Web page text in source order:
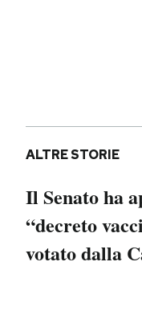
ALTRE STORIE
Il Senato ha
“decreto
votato dalla